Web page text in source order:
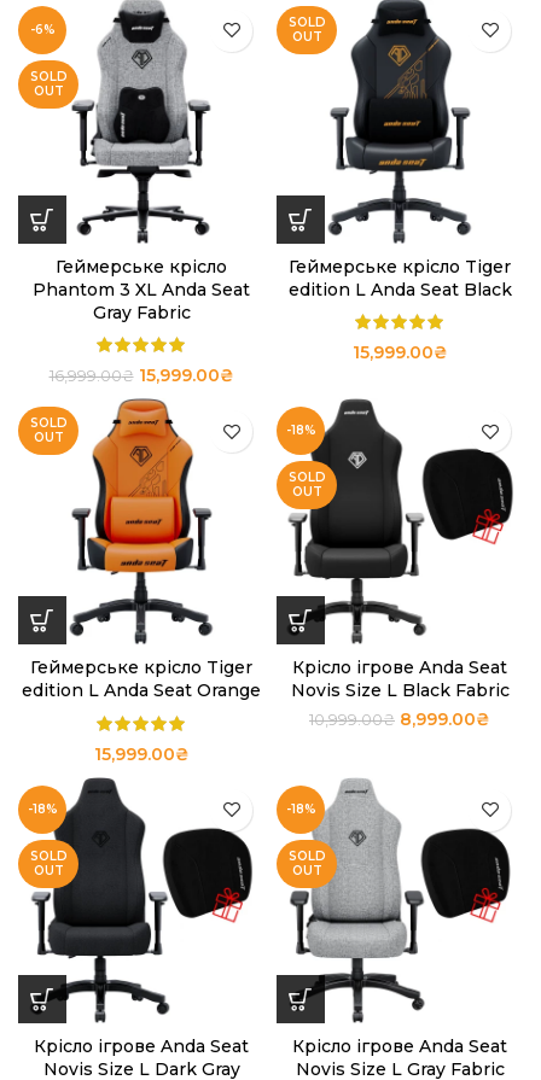
-6%
SOLD
OUT
Геймерське крісло
Phantom 3 XL Anda Seat
Gray Fabric
16,999.00₴ 15,999.00₴
SOLD
OUT
Геймерське крісло Tiger
edition L Anda Seat Black
15,999.00₴
SOLD
OUT
Геймерське крісло Tiger
edition L Anda Seat Orange
15,999.00₴
-18%
SOLD
OUT
Крісло ігрове Anda Seat
Novis Size L Black Fabric
10,999.00₴ 8,999.00₴
-18%
SOLD
OUT
Крісло ігрове Anda Seat
Novis Size L Dark Gray
-18%
SOLD
OUT
Крісло ігрове Anda Seat
Novis Size L Gray Fabric